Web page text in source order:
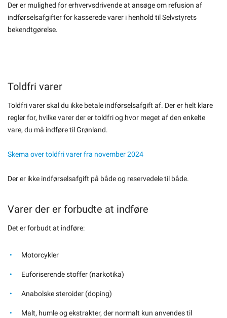
Der er mulighed for erhvervsdrivende at ansøge om refusion af
indførselsafgifter for kasserede varer i henhold til Selvstyrets
bekendtgørelse.
Toldfri varer
Toldfri varer skal du ikke betale indførselsafgift af. Der er helt klare
regler for, hvilke varer der er toldfri og hvor meget af den enkelte
vare, du må indføre til Grønland.
Skema over toldfri varer fra november 2024
Der er ikke indførselsafgift på både og reservedele til både.
Varer der er forbudte at indføre
Det er forbudt at indføre:
Motorcykler
Euforiserende stoffer (narkotika)
Anabolske steroider (doping)
Malt, humle og ekstrakter, der normalt kun anvendes til